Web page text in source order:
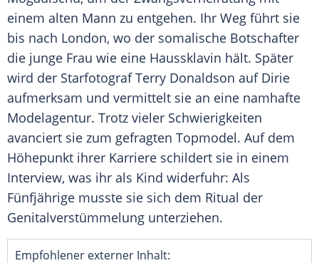
einem alten Mann zu entgehen. Ihr Weg führt sie
bis nach London, wo der somalische Botschafter
die junge Frau wie eine Haussklavin hält. Später
wird der Starfotograf Terry Donaldson auf Dirie
aufmerksam und vermittelt sie an eine namhafte
Modelagentur. Trotz vieler Schwierigkeiten
avanciert sie zum gefragten Topmodel. Auf dem
Höhepunkt ihrer Karriere schildert sie in einem
Interview, was ihr als Kind widerfuhr: Als
Fünfjährige musste sie sich dem Ritual der
Genitalverstümmelung unterziehen.
Empfohlener externer Inhalt: